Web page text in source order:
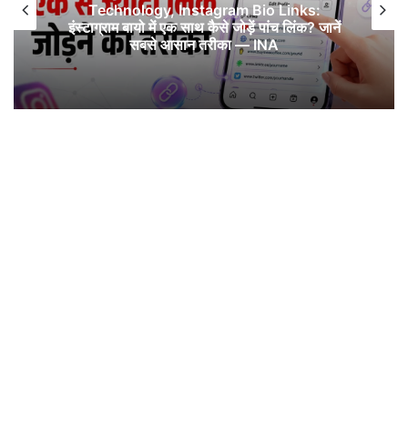
Technology, Instagram Bio Links:
इंस्टाग्राम बायो में एक साथ कैसे जोड़ें पांच लिंक? जानें
सबसे आसान तरीका — INA